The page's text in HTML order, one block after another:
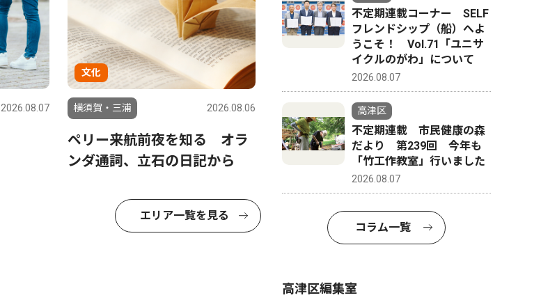
2026.08.07
文化
横須賀・三浦 2026.08.06
ペリー来航前夜を知る オラ
ンダ通詞、立石の日記から
エリア一覧を見る
不定期連載コーナー SELF
フレンドシップ（船）へよ
うこそ！ Vol.71「ユニサ
イクルのがわ」について
2026.08.07
高津区
不定期連載 市民健康の森
だより 第239回 今年も
「竹工作教室」行いました
2026.08.07
コラム一覧
高津区編集室